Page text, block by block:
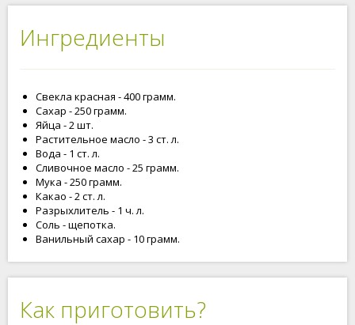
Ингредиенты
Свекла красная - 400 грамм.
Сахар - 250 грамм.
Яйца - 2 шт.
Растительное масло - 3 ст. л.
Вода - 1 ст. л.
Сливочное масло - 25 грамм.
Мука - 250 грамм.
Какао - 2 ст. л.
Разрыхлитель - 1 ч. л.
Соль - щепотка.
Ванильный сахар - 10 грамм.
Как приготовить?